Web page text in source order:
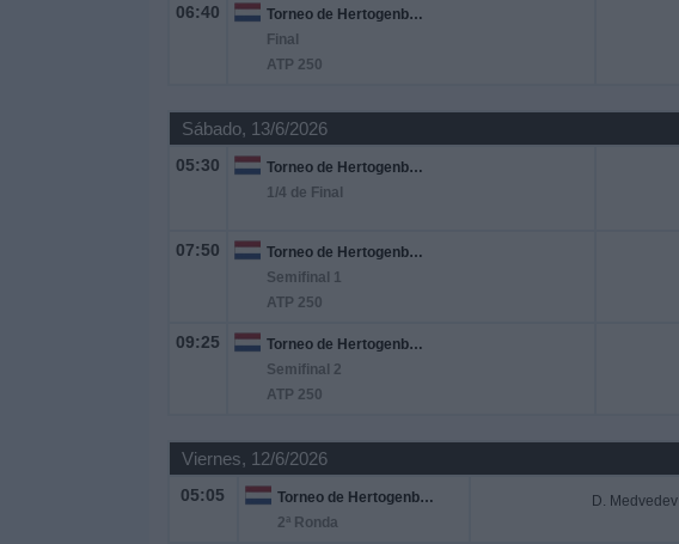
06:40
Torneo de Hertogenbosch
Final
ATP 250
Sábado, 13/6/2026
05:30
Torneo de Hertogenbosch
1/4 de Final
07:50
Torneo de Hertogenbosch
Semifinal 1
ATP 250
09:25
Torneo de Hertogenbosch
Semifinal 2
ATP 250
Viernes, 12/6/2026
05:05
Torneo de Hertogenbosch
2ª Ronda
D. Medvedev